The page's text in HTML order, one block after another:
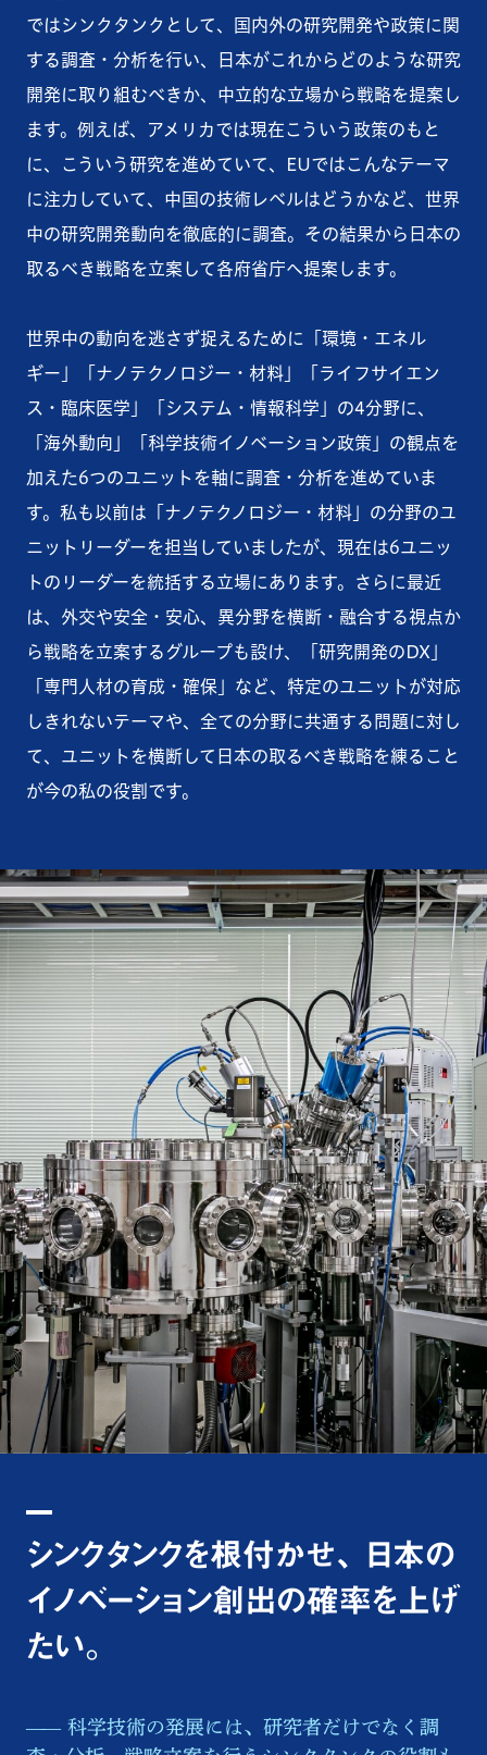
ではシンクタンクとして、国内外の研究開発や政策に関
する調査・分析を行い、日本がこれからどのような研究
開発に取り組むべきか、中立的な立場から戦略を提案し
ます。例えば、アメリカでは現在こういう政策のもと
に、こういう研究を進めていて、EUではこんなテーマ
に注力していて、中国の技術レベルはどうかなど、世界
中の研究開発動向を徹底的に調査。その結果から日本の
取るべき戦略を立案して各府省庁へ提案します。
世界中の動向を逃さず捉えるために「環境・エネル
ギー」「ナノテクノロジー・材料」「ライフサイエン
ス・臨床医学」「システム・情報科学」の4分野に、
「海外動向」「科学技術イノベーション政策」の観点を
加えた6つのユニットを軸に調査・分析を進めていま
す。私も以前は「ナノテクノロジー・材料」の分野のユ
ニットリーダーを担当していましたが、現在は6ユニッ
トのリーダーを統括する立場にあります。さらに最近
は、外交や安全・安心、異分野を横断・融合する視点か
ら戦略を立案するグループも設け、「研究開発のDX」
「専門人材の育成・確保」など、特定のユニットが対応
しきれないテーマや、全ての分野に共通する問題に対し
て、ユニットを横断して日本の取るべき戦略を練ること
が今の私の役割です。
シンクタンクを根付かせ、 日本の
イノベーション創出の確率を上げ
たい。
科学技術の発展には、研究者だけでなく調